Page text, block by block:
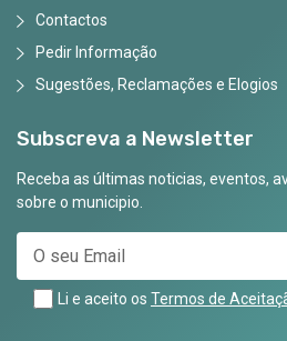
Contactos
Pedir Informação
Sugestões, Reclamações e Elogios
Subscreva a Newsletter
Receba as últimas noticias, eventos,
sobre o municipio.
Li e aceito os Termos de